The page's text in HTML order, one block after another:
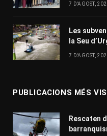
7 D'AGOST,
Les
la Seu
7 D'AGOST,
PUBLICACIONS MÉS
Rescaten